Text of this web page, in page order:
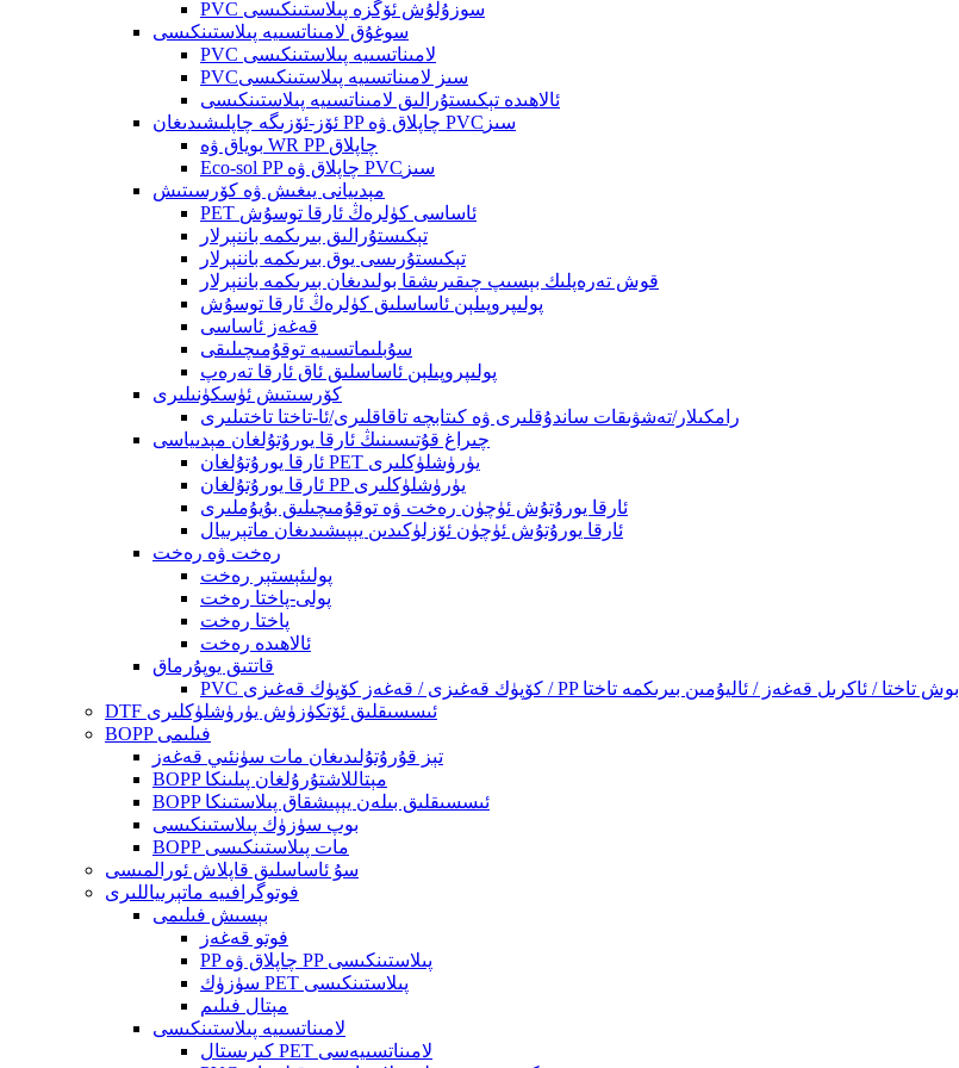
PVC سوزۇلۇش ئۆگزە پىلاستىنكىسى
سوغۇق لامىناتسىيە پىلاستىنكىسى
PVC لامىناتسىيە پىلاستىنكىسى
PVCسىز لامىناتسىيە پىلاستىنكىسى
ئالاھىدە تېكىستۇرالىق لامىناتسىيە پىلاستىنكىسى
ئۆز-ئۆزىگە چاپلىشىدىغان PP چاپلاق ۋە PVCسىز
بوياق ۋە WR PP چاپلاق
Eco-sol PP چاپلاق ۋە PVCسىز
مېدىيانى يىغىش ۋە كۆرسىتىش
PET ئاساسى كۈلرەڭ ئارقا توسۇش
تېكىستۇرالىق بىرىكمە باننېرلار
تېكىستۇرىسى يوق بىرىكمە باننېرلار
قوش تەرەپلىك بېسىپ چىقىرىشقا بولىدىغان بىرىكمە باننېرلار
پولىپروپىلېن ئاساسلىق كۈلرەڭ ئارقا توسۇش
قەغەز ئاساسى
سۇبلىماتسىيە توقۇمىچىلىقى
پولىپروپىلېن ئاساسلىق ئاق ئارقا تەرەپ
كۆرسىتىش ئۈسكۈنىلىرى
رامكىلار/تەشۋىقات ساندۇقلىرى ۋە كىتابچە تاقاقلىرى/ئا-تاختا تاختىلىرى
چىراغ قۇتىسىنىڭ ئارقا يورۇتۇلغان مېدىياسى
ئارقا يورۇتۇلغان PET يۈرۈشلۈكلىرى
ئارقا يورۇتۇلغان PP يۈرۈشلۈكلىرى
ئارقا يورۇتۇش ئۈچۈن رەخت ۋە توقۇمىچىلىق بۇيۇملىرى
ئارقا يورۇتۇش ئۈچۈن ئۆزلۈكىدىن يېپىشىدىغان ماتېرىيال
رەخت ۋە رەخت
پولىئېستېر رەخت
پولى-پاختا رەخت
پاختا رەخت
ئالاھىدە رەخت
قاتتىق يوپۇرماق
PVC كۆپۈك قەغىزى / قەغەز كۆپۈك قەغىزى / PP بوش تاختا / ئاكرىل قەغەز / ئاليۇمىن بىرىكمە تاختا
DTF ئىسسىقلىق ئۆتكۈزۈش يۈرۈشلۈكلىرى
BOPP فىلىمى
تېز قۇرۇتۇلىدىغان مات سۈنئىي قەغەز
BOPP مېتاللاشتۇرۇلغان پىلىنكا
BOPP ئىسسىقلىق بىلەن يېپىشقاق پىلاستىنكا
بوپ سۈزۈك پىلاستىنكىسى
BOPP مات پىلاستىنكىسى
سۇ ئاساسلىق قاپلاش ئورالمىسى
فوتوگرافىيە ماتېرىياللىرى
بېسىش فىلىمى
فوتو قەغەز
PP چاپلاق ۋە PP پىلاستىنكىسى
سۈزۈك PET پىلاستىنكىسى
مېتال فىلىم
لامىناتسىيە پىلاستىنكىسى
كىرىستال PET لامىناتسىيەسى